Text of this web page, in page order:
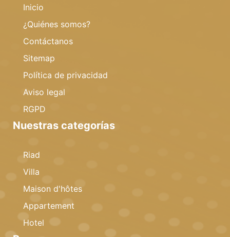
Inicio
¿Quiénes somos?
Contáctanos
Sitemap
Política de privacidad
Aviso legal
RGPD
Nuestras categorías
Riad
Villa
Maison d'hôtes
Appartement
Hotel